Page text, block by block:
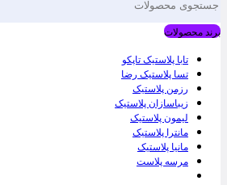
برند محصولات
تابا پلاستیک تاپکو
تسا پلاستیک رضا
رزمن پلاستیک
زیباسازان پلاستیک
لیمون پلاستیک
مانترا پلاستیک
مانیا پلاستیک
مرسه پلاست